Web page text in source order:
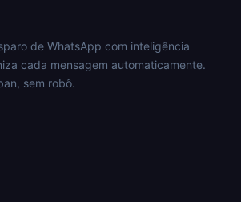
de WhatsApp com inteligência
cada mensagem automaticamente.
sem robô.